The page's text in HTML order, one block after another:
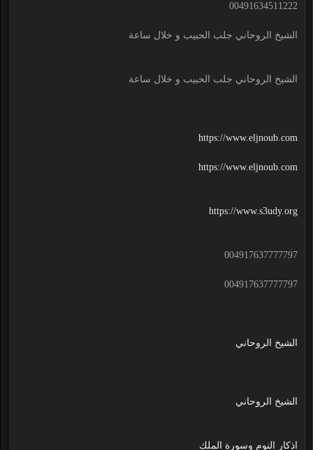
00491634511222
الشيخ الروحاني جلب الحبيب و خلال ساعة
الشيخ الروحاني جلب الحبيب و خلال ساعة
https://www.eljnoub.com
https://www.eljnoub.com
https://www.s3udy.org
004917637777797
004917637777797
الشيخ الروحاني
الشيخ الروحاني
اذكار النوم وسورة الملك